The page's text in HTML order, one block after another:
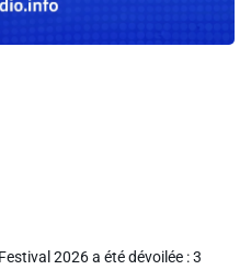
2026 a été dévoilée : 3